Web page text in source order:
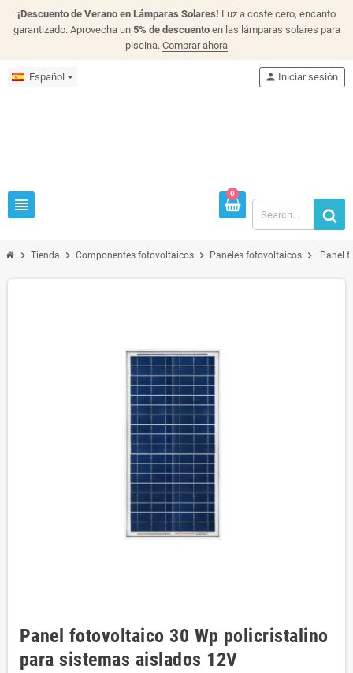
¡Descuento de Verano en Lámparas Solares! Luz a coste cero, encanto
garantizado. Aprovecha un 5% de descuentoen las lámparas solares para
piscina. Comprar ahora
Español
view_headline
person Iniciar sesión
0
chevron_right Tienda chevron_right Componentes fotovoltaicos chevron_right Paneles fotovoltaicos chevron_right Panel
Panel fotovoltaico 30 Wp policristalino
para sistemas aislados 12V